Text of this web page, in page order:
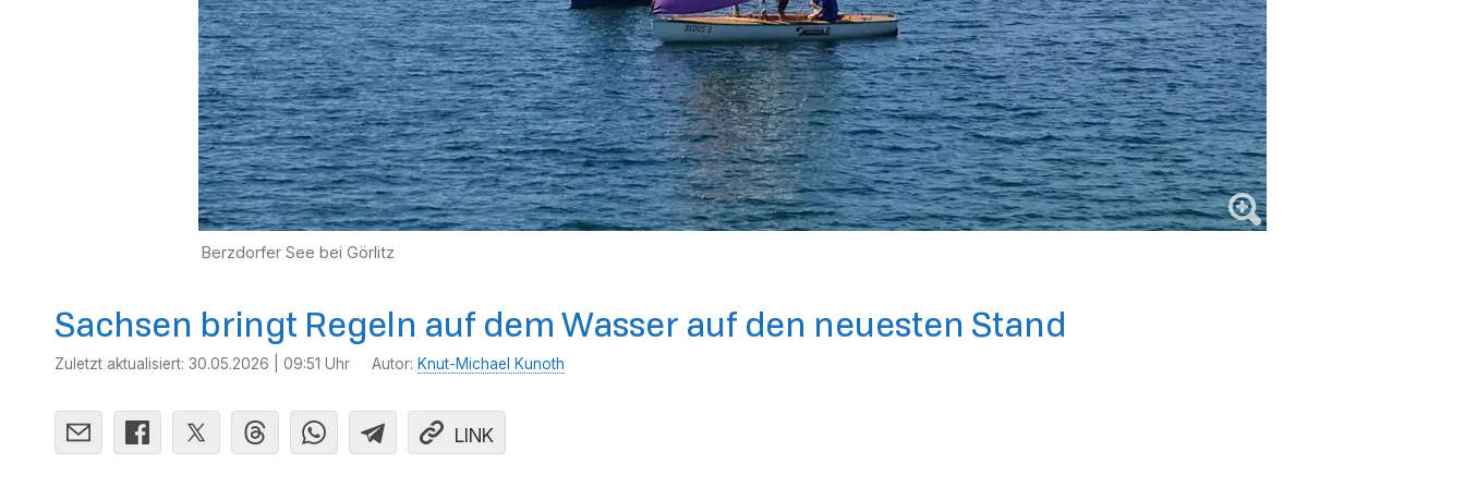
Berzdorfer See bei Görlitz
Sachsen bringt Regeln auf dem Wasser auf den neuesten Stand
Zuletzt aktualisiert: 30.05.2026 | 09:51 Uhr Autor: Knut-Michael Kunoth
LINK